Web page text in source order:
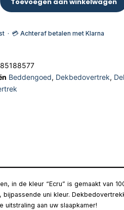
· 💳 Achteraf betalen met Klarna
Beddengoed, Dekbedovertrek,
in de kleur “Ecru” is gemaakt van
uni kleur.
aan uw slaapkamer!